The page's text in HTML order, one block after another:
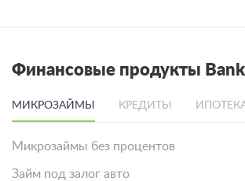
Финансовые продукты
МИКРОЗАЙМЫ КРЕДИТЫ
Микрозаймы без процентов
Займ под залог авто